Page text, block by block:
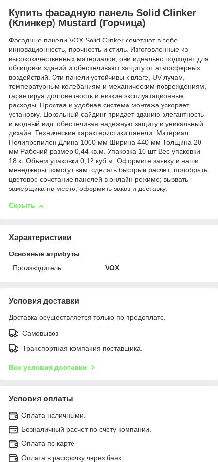
Купить фасадную панель Solid Clinker
(Клинкер) Mustard (Горчица)
Фасадные панели VOX Solid Clinker сочетают в себе
инновационность, прочность и стиль. Изготовленные из
высококачественных материалов, они идеально подходят для
облицовки зданий и обеспечивают защиту от атмосферных
воздействий. Эти панели устойчивы к влаге, UV-лучам,
температурным колебаниям и механическим повреждениям,
гарантируя долговечность и низкие эксплуатационные
расходы. Простая и удобная система монтажа ускоряет
установку. Цокольный сайдинг придает зданию элегантность
и модный вид, обеспечивая надежную защиту и уникальный
дизайн. Технические характеристики панели: Материал
Полипропилен Длина 1000 мм Ширина 440 мм Толщина 20
мм Рабочий размер 0,44 кв.м. Упаковка 10 шт Вес упаковки
18 кг Объем упаковки 0,12 куб.м. Оформите заявку и наши
менеджеры помогут вам: сделать быстрый расчет; подобрать
цветовое сочетание панелей в онлайн режиме; вызвать
замерщика на место; оформить заказ и доставку.
Скрыть
Характеристики
Основные атрибуты
Производитель
VOX
Условия доставки
Доставка осуществляется только по предоплате.
Самовывоз
Транспортная компания поставщика.
Все условия доставки
Условия оплаты
Оплата наличными.
Безналичный расчет по счету компании.
Оплата по карте
Оплата в рассрочку через банк.